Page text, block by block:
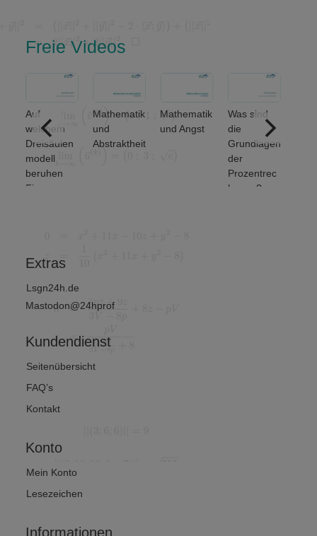
Freie Videos
Auf
welchem
Dreisäulen
modell
beruhen
Finanz-
Mathematik
und
Abstraktheit
Mathematik
und Angst
Was sind
die
Grundlagen
der
Prozentrec
hnung?
Extras
Lsgn24h.de
Mastodon@24hprof
Kundendienst
Seitenübersicht
FAQ’s
Kontakt
Konto
Mein Konto
Lesezeichen
Informationen